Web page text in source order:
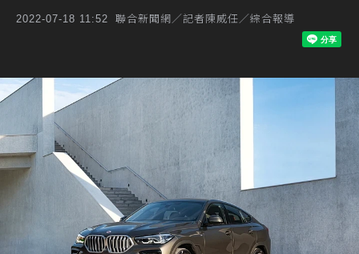
2022-07-18 11:52 聯合新聞網／記者陳威任／綜合報導